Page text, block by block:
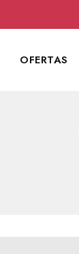
OFERTAS